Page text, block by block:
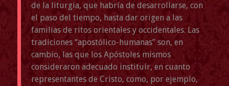
de la liturgia, que habría de desarrollarse, con
el paso del tiempo, hasta dar origen a las
familias de ritos orientales y occidentales. Las
tradiciones “apostólico-humanas” son, en
cambio, las que los Apóstoles mismos
consideraron adecuado instituír, en cuanto
representantes de Cristo, como, por ejemplo,